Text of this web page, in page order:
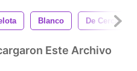
Blanco De Cerca
Este Archivo